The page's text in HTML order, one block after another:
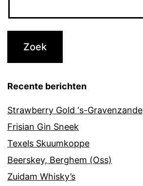
Recente berichten
Strawberry Gold ‘s-Gravenzande
Frisian Gin Sneek
Texels Skuumkoppe
Beerskey, Berghem (Oss)
Zuidam Whisky’s